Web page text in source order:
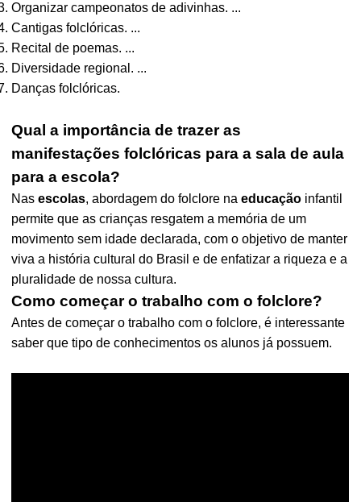
Organizar campeonatos de adivinhas. ...
Cantigas folclóricas. ...
Recital de poemas. ...
Diversidade regional. ...
Danças folclóricas.
Qual a importância de trazer as
manifestações folclóricas para a sala de aula
para a escola?
Nasescolas, abordagem do folclore naeducação infantil
permite que as crianças resgatem a memória de um
movimento sem idade declarada, com o objetivo de manter
viva a história cultural do Brasil e de enfatizar a riqueza e a
pluralidade de nossa cultura.
Como começar o trabalho com o folclore?
Antes de começar o trabalho com o folclore, é interessante
saber que tipo de conhecimentos os alunos já possuem.